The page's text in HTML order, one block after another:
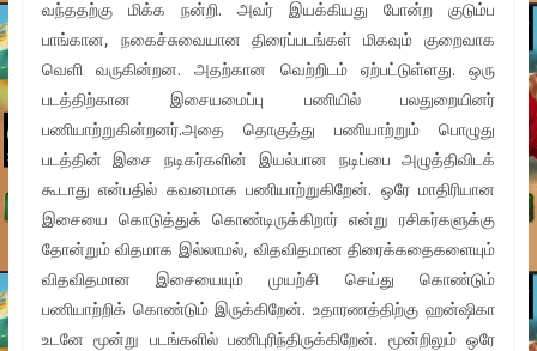
வந்ததற்கு மிக்க நன்றி. அவர் இயக்கியது போன்ற குடும்ப
பாங்கான, நகைச்சுவையான திரைப்படங்கள் மிகவும் குறைவாக
வெளி வருகின்றன. அதற்கான வெற்றிடம் ஏற்பட்டுள்ளது. ஒரு
படத்திற்கான இசையமைப்பு பணியில் பலதுறையினர்
பணியாற்றுகின்றனர்.அதை தொகுத்து பணியாற்றும் பொழுது
படத்தின் இசை நடிகர்களின் இயல்பான நடிப்பை அழுத்திவிடக்
கூடாது என்பதில் கவனமாக பணியாற்றுகிறேன். ஒரே மாதிரியான
இசையை கொடுத்துக் கொண்டிருக்கிறார் என்று ரசிகர்களுக்கு
தோன்றும் விதமாக இல்லாமல், விதவிதமான திரைக்கதைகளையும்
விதவிதமான இசையையும் முயற்சி செய்து கொண்டும்
பணியாற்றிக் கொண்டும் இருக்கிறேன். உதாரணத்திற்கு ஹன்ஷிகா
உடனே மூன்று படங்களில் பணிபுரிந்திருக்கிறேன். மூன்றிலும் ஒரே